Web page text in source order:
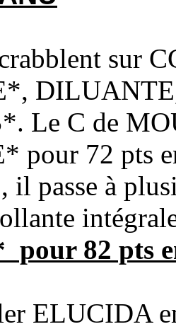
sur
Le C de
pour 72 pts
passe à
82 pts
ELUCIDA